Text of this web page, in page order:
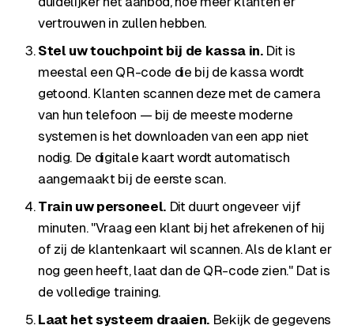
vertrouwen in zullen hebben.
Stel uw touchpoint bij de kassa in.Dit is
meestal een QR-code die bij de kassa wordt
getoond. Klanten scannen deze met de camera
van hun telefoon — bij de meeste moderne
systemen is het downloaden van een app niet
nodig. De digitale kaart wordt automatisch
aangemaakt bij de eerste scan.
Train uw personeel.Dit duurt ongeveer vijf
minuten. "Vraag een klant bij het afrekenen of hij
of zij de klantenkaart wil scannen. Als de klant er
nog geen heeft, laat dan de QR-code zien." Dat is
de volledige training.
Laat het systeem draaien. Bekijk de gegevens